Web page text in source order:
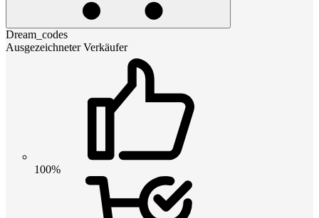
Dream_codes
Ausgezeichneter Verkäufer
100%